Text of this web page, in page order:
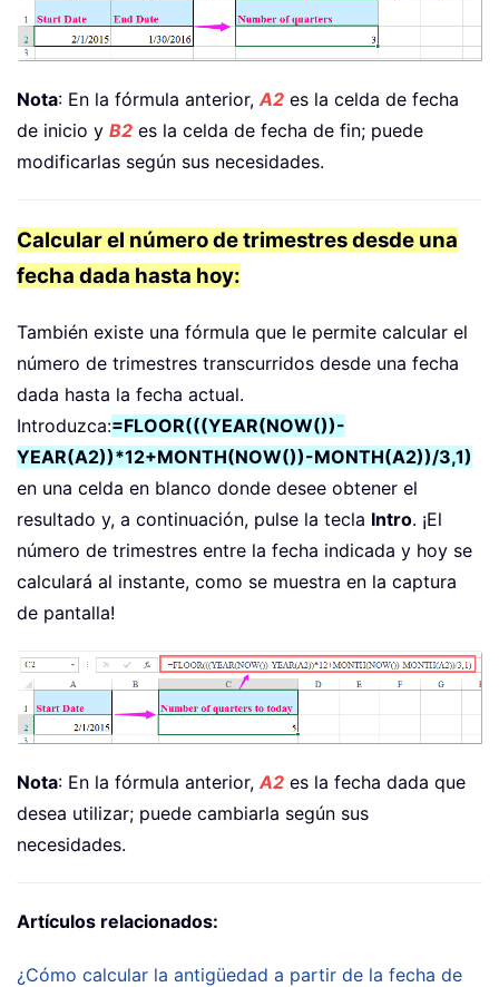
Nota: En la fórmula anterior, A2 es la celda de fecha
de inicio y B2 es la celda de fecha de fin; puede
modificarlas según sus necesidades.
Calcular el número de trimestres desde una
fecha dada hasta hoy:
También existe una fórmula que le permite calcular el
número de trimestres transcurridos desde una fecha
dada hasta la fecha actual.
Introduzca:=FLOOR(((YEAR(NOW())-
YEAR(A2))*12+MONTH(NOW())-MONTH(A2))/3,1)
en una celda en blanco donde desee obtener el
resultado y, a continuación, pulse la tecla Intro. ¡El
número de trimestres entre la fecha indicada y hoy se
calculará al instante, como se muestra en la captura
de pantalla!
Nota: En la fórmula anterior, A2 es la fecha dada que
desea utilizar; puede cambiarla según sus
necesidades.
Artículos relacionados:
¿Cómo calcular la antigüedad a partir de la fecha de